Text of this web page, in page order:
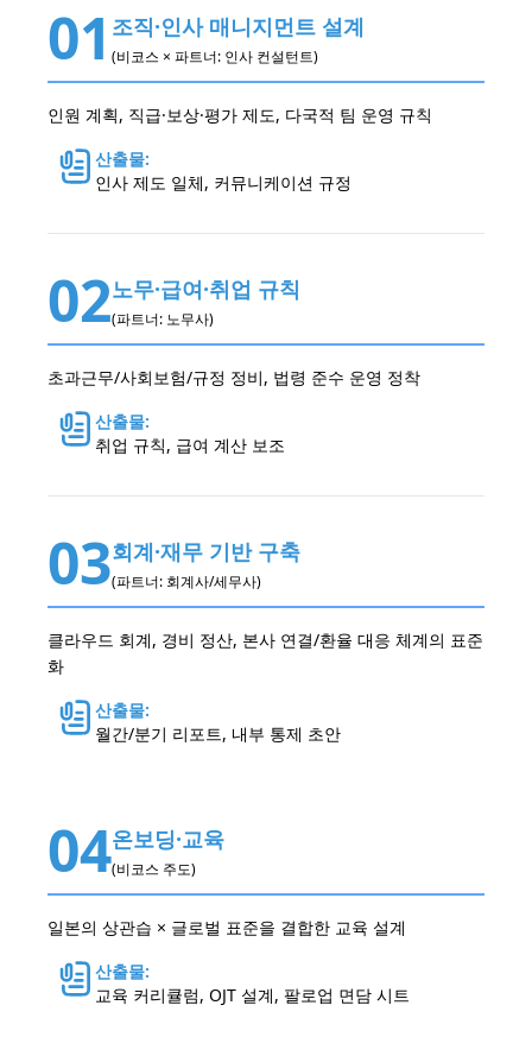
01 조직·인사 매니지먼트 설계
(비코스 × 파트너: 인사 컨설턴트)
인원 계획, 직급·보상·평가 제도, 다국적 팀 운영 규칙
산출물:
인사 제도 일체, 커뮤니케이션 규정
02노무·급여·취업 규칙
(파트너: 노무사)
초과근무/사회보험/규정 정비, 법령 준수 운영 정착
산출물:
취업 규칙, 급여 계산 보조
03회계·재무 기반 구축
(파트너: 회계사/세무사)
클라우드 회계, 경비 정산, 본사 연결/환율 대응 체계의 표준
화
산출물:
월간/분기 리포트, 내부 통제 초안
04온보딩·교육
(비코스 주도)
일본의 상관습 × 글로벌 표준을 결합한 교육 설계
산출물:
교육 커리큘럼, OJT 설계, 팔로업 면담 시트